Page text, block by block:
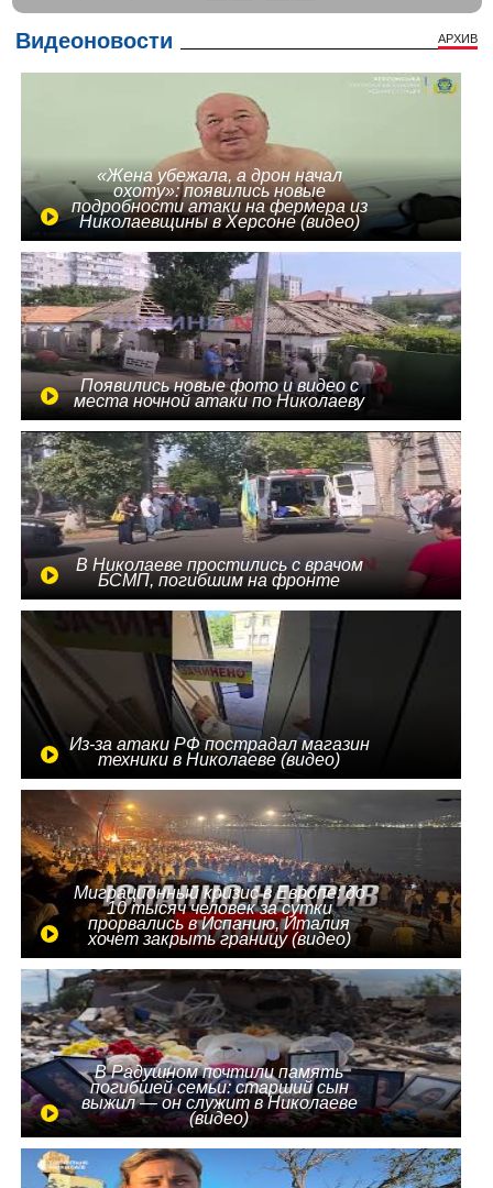
Видеоновости АРХИВ
«Жена убежала, а дрон начал
охоту»: появились новые
подробности атаки на фермера из
Николаевщины в Херсоне (видео)
Появились новые фото и видео с
места ночной атаки по Николаеву
В Николаеве простились с врачом
БСМП, погибшим на фронте
Из-за атаки РФ пострадал магазин
техники в Николаеве (видео)
Миграционный кризис в Европе: до
10 тысяч человек за сутки
прорвались в Испанию, Италия
хочет закрыть границу (видео)
В Радушном почтили память
погибшей семьи: старший сын
выжил — он служит в Николаеве
(видео)